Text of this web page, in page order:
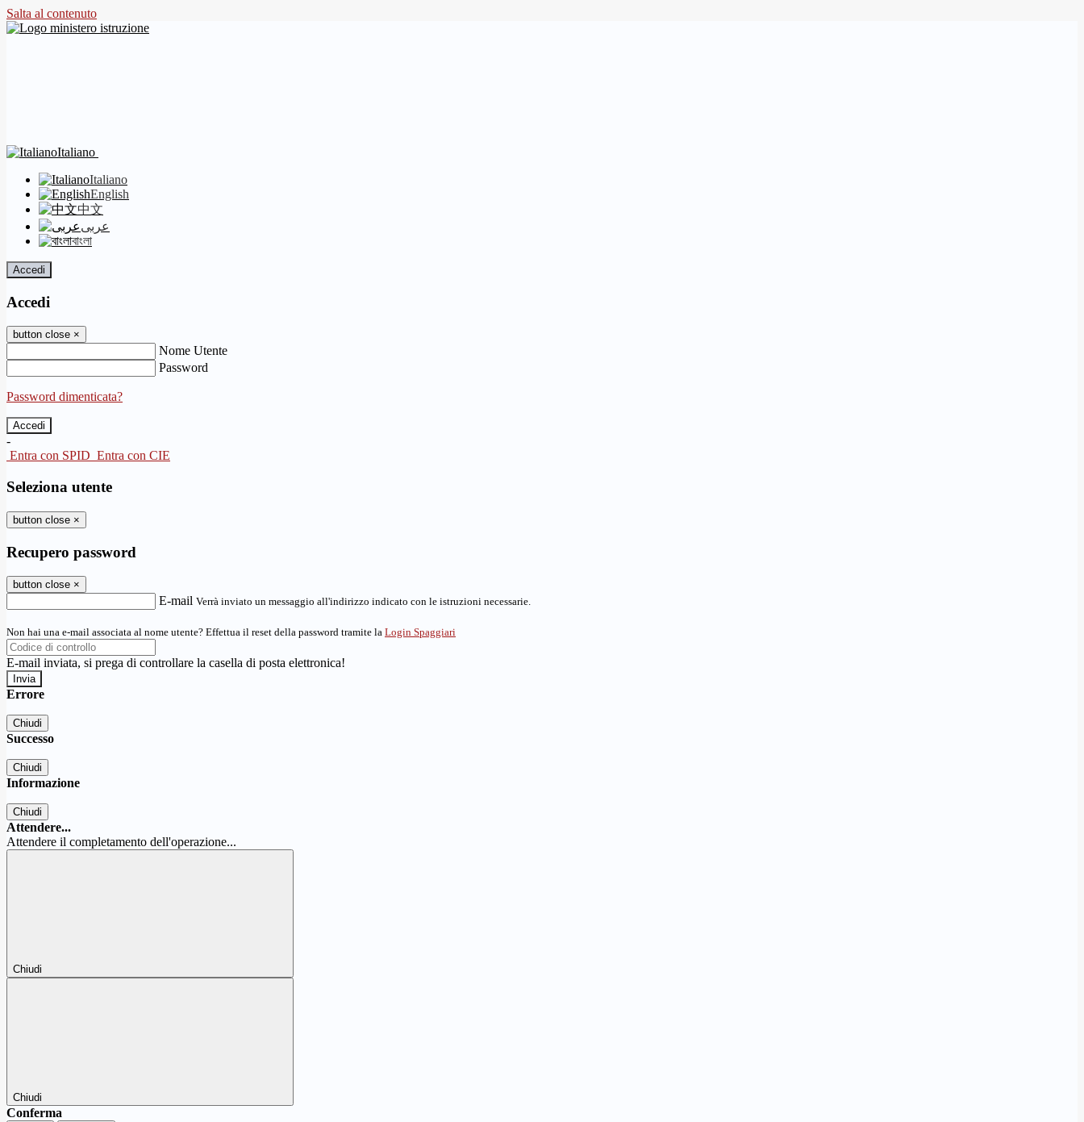
Salta al contenuto
Italiano
Italiano
English
中文
عربى
বাংলা
Accedi
Accedi
button close ×
Nome Utente
Password
Password dimenticata?
-
Entra con SPID Entra con CIE
Seleziona utente
button close ×
Recupero password
button close ×
E-mail Verrà inviato un messaggio all'indirizzo indicato con le istruzioni necessarie.
Non hai una e-mail associata al nome utente? Effettua il reset della password tramite la Login Spaggiari
E-mail inviata, si prega di controllare la casella di posta elettronica!
Errore
Chiudi
Successo
Chiudi
Informazione
Chiudi
Attendere...
Attendere il completamento dell'operazione...
Chiudi
Chiudi
Conferma